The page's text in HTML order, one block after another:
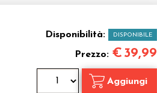
Disponibilità: DISPONIBILE
Prezzo: € 39,99